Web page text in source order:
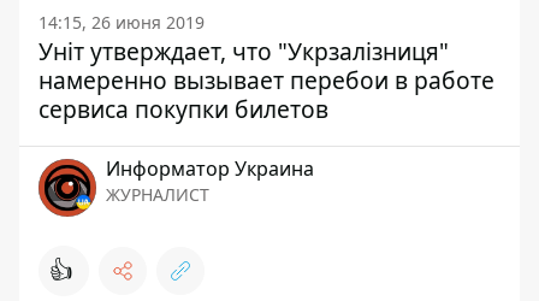
14:15, 26 июня 2019
Уніт утверждает, что "Укрзалізниця"
намеренно вызывает перебои в работе
сервиса покупки билетов
Информатор Украина
ЖУРНАЛИСТ
👍